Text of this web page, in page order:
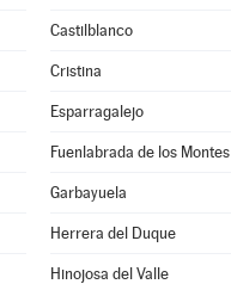
Castilblanco
Cristina
Esparragalejo
Fuenlabrada de los Montes
Garbayuela
Herrera del Duque
Hinojosa del Valle